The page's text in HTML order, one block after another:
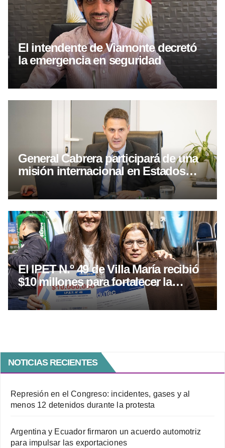
El intendente de Viamonte decretó
la emergencia en seguridad
General Cabrera participará de una
misión internacional en Estados
Unidos
El IPET N.º 49 de Villa María recibió
$10 millones para fortalecer la
educación técnica
NOTICIAS RECIENTES
Represión en el Congreso: incidentes, gases y al
menos 12 detenidos durante la protesta
Argentina y Ecuador firmaron un acuerdo automotriz
para impulsar las exportaciones